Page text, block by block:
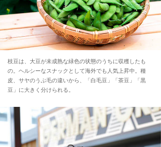
枝豆は、大豆が未成熟な緑色の状態のうちに収穫したも
の。ヘルシーなスナックとして海外でも人気上昇中。種
皮、サヤのうぶ毛の違いから、「白毛豆」「茶豆」「黒
豆」に大きく分けられる。